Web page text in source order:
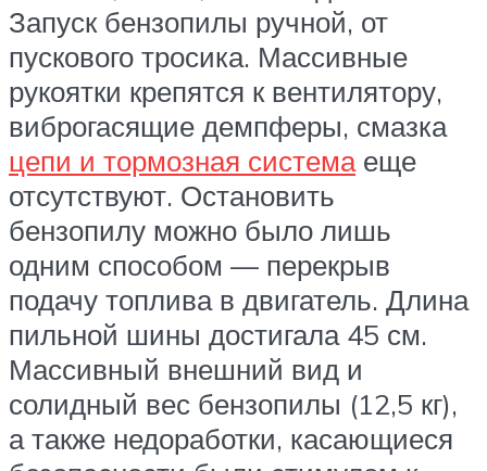
Запуск бензопилы ручной, от
пускового тросика. Массивные
рукоятки крепятся к вентилятору,
виброгасящие демпферы, смазка
цепи и тормозная системаеще
отсутствуют. Остановить
бензопилу можно было лишь
одним способом — перекрыв
подачу топлива в двигатель. Длина
пильной шины достигала 45 см.
Массивный внешний вид и
солидный вес бензопилы (12,5 кг),
а также недоработки, касающиеся